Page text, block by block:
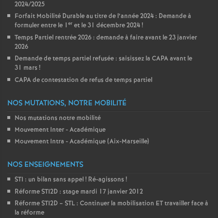
2024/2025
Forfait Mobilité Durable au titre de l’année 2024 : Demande à
formuler entre le 1 er et le 31 décembre 2024!
Temps Partiel rentrée 2026 : demande à faire avant le 23 janvier
2026
Demande de temps partiel refusée : saisissez la CAPA avant le
31 mars !
CAPA de contestation de refus de temps partiel
NOS MUTATIONS, NOTRE MOBILITÉ
Nos mutations notre mobilité
Mouvement Inter - Académique
Mouvement Intra - Académique (Aix-Marseille)
NOS ENSEIGNEMENTS
STI : un bilan sans appel! Ré-agissons !
Réforme STI2D : stage mardi 17 janvier 2012
Réforme STI2D – STL : Continuer la mobilisation ET travailler face à
la réforme